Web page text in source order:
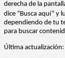
derecha de la
dice “Busca aquí”
dependiendo de tu
para buscar
Última